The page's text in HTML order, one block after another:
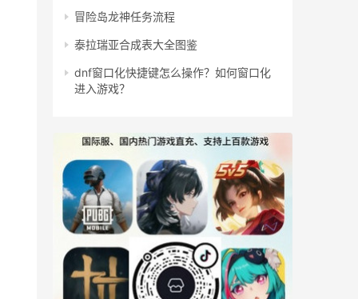
冒险岛龙神任务流程
泰拉瑞亚合成表大全图鉴
dnf窗口化快捷键怎么操作？如何窗口化
进入游戏？